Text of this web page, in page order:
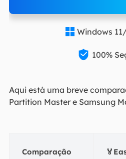
 Windows
 100%
Aqui está uma breve
Partition Master e Samsung
Comparação